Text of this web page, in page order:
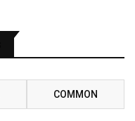
COMMON